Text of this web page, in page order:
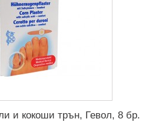
и кокоши трън, Гевол, 8 бр.